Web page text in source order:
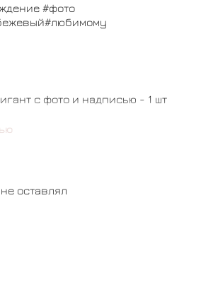
#фото
с фото и надписью - 1 шт
- 1 шт
оставлял